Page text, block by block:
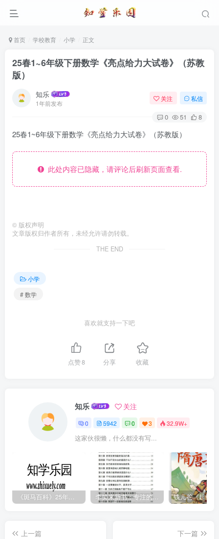
首页 学校教育 小学 正文
25春1~6年级下册数学《亮点给力大试卷》（苏教
版）
知乐
1年前发布
关注 私信
0 51 8
25春1~6年级下册数学《亮点给力大试卷》（苏教版）
此处内容已隐藏，请评论后刷新页面查看.
© 版权声明
文章版权归作者所有，未经允许请勿转载。
THE END
小学
# 数学
喜欢就支持一下吧
点赞8 分享 收藏
知乐 关注
0 5942 0 3 32.9W+
这家伙很懒，什么都没有写...
《斑马百科》25年最新30科全套高清视频 李笑来新书：专注的真相 [PDF]
上一篇
下一篇